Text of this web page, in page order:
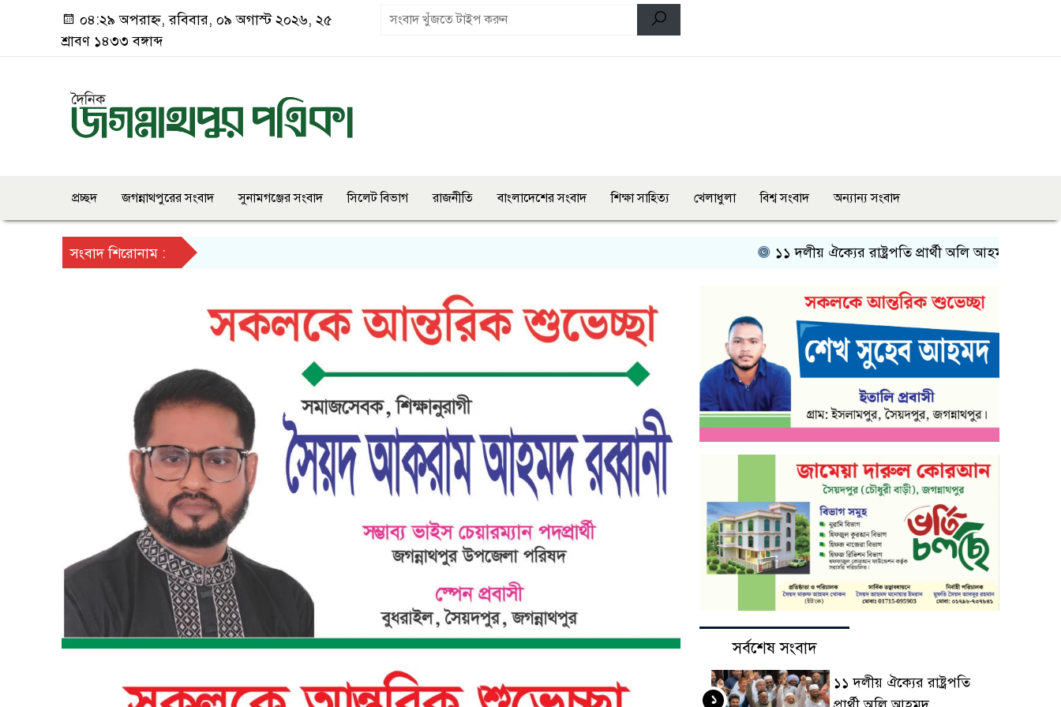
০৪:২৯ অপরাহ্ন, রবিবার, ০৯ অগাস্ট ২০২৬, ২৫
শ্রাবণ ১৪৩৩ বঙ্গাব্দ
প্রচ্ছদ জগন্নাথপুরের সংবাদ সুনামগঞ্জের সংবাদ সিলেট বিভাগ রাজনীতি বাংলাদেশের সংবাদ শিক্ষা সাহিত্য খেলাধুলা বিশ্ব সংবাদ অন্যান্য সংবাদ
সংবাদ শিরোনাম : ১১ দলীয় ঐক্যের রাষ্ট্রপতি প্রার্থী অলি আহমদ প্রধানমন্ত্রীর
সর্বশেষ সংবাদ
১১ দলীয় ঐক্যের রাষ্ট্রপতি
১